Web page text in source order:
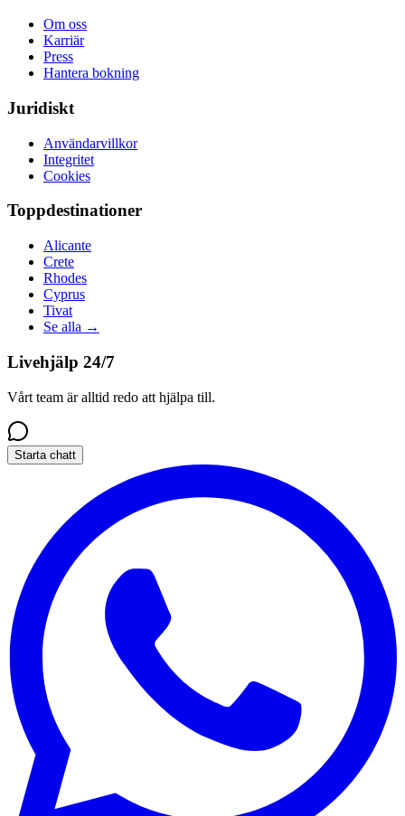
Om oss
Karriär
Press
Hantera bokning
Juridiskt
Användarvillkor
Integritet
Cookies
Toppdestinationer
Alicante
Crete
Rhodes
Cyprus
Tivat
Se alla →
Livehjälp 24/7
Vårt team är alltid redo att hjälpa till.
Starta chatt